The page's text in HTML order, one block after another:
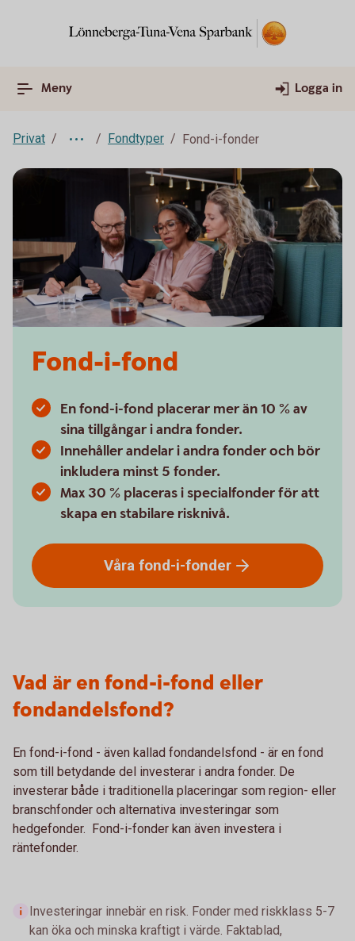
Meny Logga in
Privat Fondtyper Fond-i-fonder
Fond-i-fond
En fond-i-fond placerar mer än 10 % av
sina tillgångar i andra fonder.
Innehåller andelar i andra fonder och bör
inkludera minst 5 fonder.
Max 30 % placeras i specialfonder för att
skapa en stabilare risknivå.
Våra fond-i-fonder
Vad är en fond-i-fond eller
fondandelsfond?
En fond-i-fond - även kallad fondandelsfond - är en fond
som till betydande del investerar i andra fonder. De
investerar både i traditionella placeringar som region- eller
branschfonder och alternativa investeringar som
hedgefonder. Fond-i-fonder kan även investera i
räntefonder.
Investeringar innebär en risk. Fonder med riskklass 5-7
kan öka och minska kraftigt i värde. Faktablad,